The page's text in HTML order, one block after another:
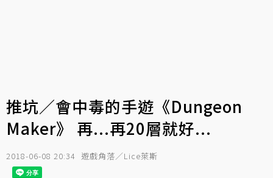
推坑／會中毒的手遊《Dungeon
Maker》 再...再20層就好...
2018-06-08 20:34 遊戲角落／Lice萊斯